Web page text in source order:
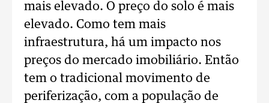
mais elevado. O preço do solo é mais
elevado. Como tem mais
infraestrutura, há um impacto nos
preços do mercado imobiliário. Então
tem o tradicional movimento de
periferização, com a população de